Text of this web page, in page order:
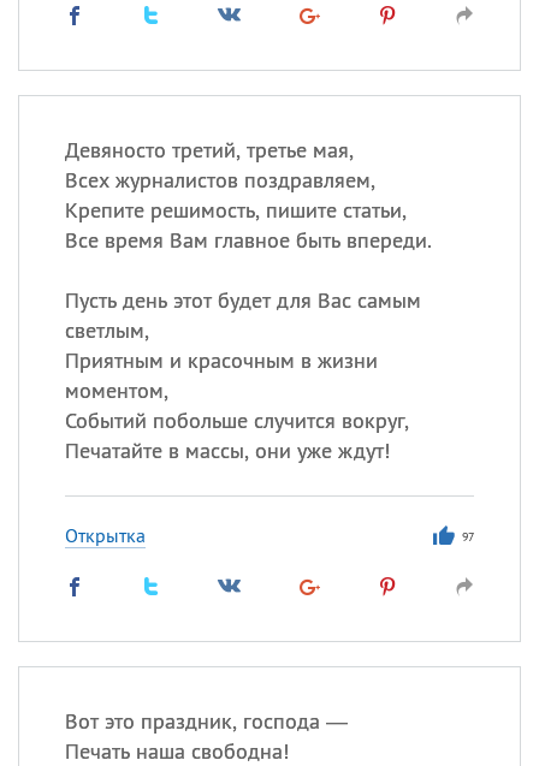
Девяносто третий, третье мая,
Всех журналистов поздравляем,
Крепите решимость, пишите статьи,
Все время Вам главное быть впереди.
Пусть день этот будет для Вас самым
светлым,
Приятным и красочным в жизни
моментом,
Событий побольше случится вокруг,
Печатайте в массы, они уже ждут!
Открытка 97
Вот это праздник, господа —
Печать наша свободна!